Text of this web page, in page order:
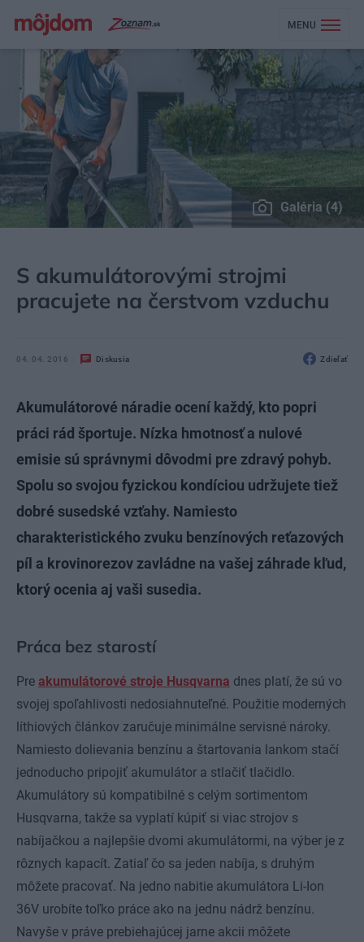
MENU
Galéria (4)
S akumulátorovými strojmi
pracujete na čerstvom vzduchu
04. 04. 2016 Diskusia Zdieľať
Akumulátorové náradie ocení každý, kto popri
práci rád športuje. Nízka hmotnosť a nulové
emisie sú správnymi dôvodmi pre zdravý pohyb.
Spolu so svojou fyzickou kondíciou udržujete tiež
dobré susedské vzťahy. Namiesto
charakteristického zvuku benzínových reťazových
píl a krovinorezov zavládne na vašej záhrade kľud,
ktorý ocenia aj vaši susedia.
Práca bez starostí
Pre akumulátorové stroje Husqvarna dnes platí, že sú vo
svojej spoľahlivosti nedosiahnuteľné. Použitie moderných
líthiových článkov zaručuje minimálne servisné nároky.
Namiesto dolievania benzínu a štartovania lankom stačí
jednoducho pripojiť akumulátor a stlačiť tlačidlo.
Akumulátory sú kompatibilné s celým sortimentom
Husqvarna, takže sa vyplatí kúpiť si viac strojov s
nabíjačkou a najlepšie dvomi akumulátormi, na výber je z
rôznych kapacít. Zatiaľ čo sa jeden nabíja, s druhým
môžete pracovať. Na jedno nabitie akumulátora Li-Ion
36V urobíte toľko práce ako na jednu nádrž benzínu.
Navyše v práve prebiehajúcej jarne akcii môžete